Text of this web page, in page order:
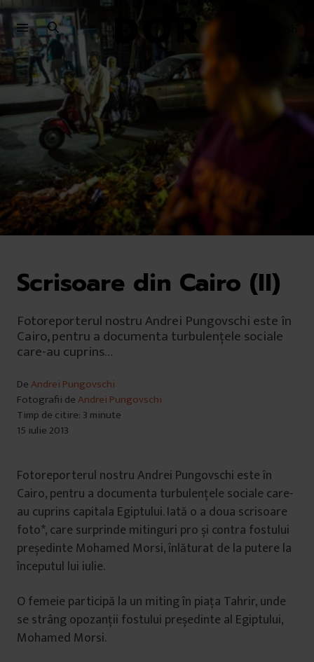
Sari
la
meniu
Sari
la
conținut
Scrisoare din Cairo (II)
Fotoreporterul nostru Andrei Pungovschi este în
Cairo, pentru a documenta turbulențele sociale
care-au cuprins…
DeAndrei Pungovschi
Fotografii deAndrei Pungovschi
Timp de citire: 3 minute
15 iulie 2013
Fotoreporterul nostru Andrei Pungovschi este în
Cairo, pentru a documenta turbulențele sociale care-
au cuprins capitala Egiptului. Iată o a doua scrisoare
foto*, care surprinde mitinguri pro și contra fostului
președinte Mohamed Morsi, înlăturat de la putere la
începutul lui iulie.
O femeie participă la un miting în piața Tahrir, unde
se strâng opozanții fostului președinte al Egiptului,
Mohamed Morsi.